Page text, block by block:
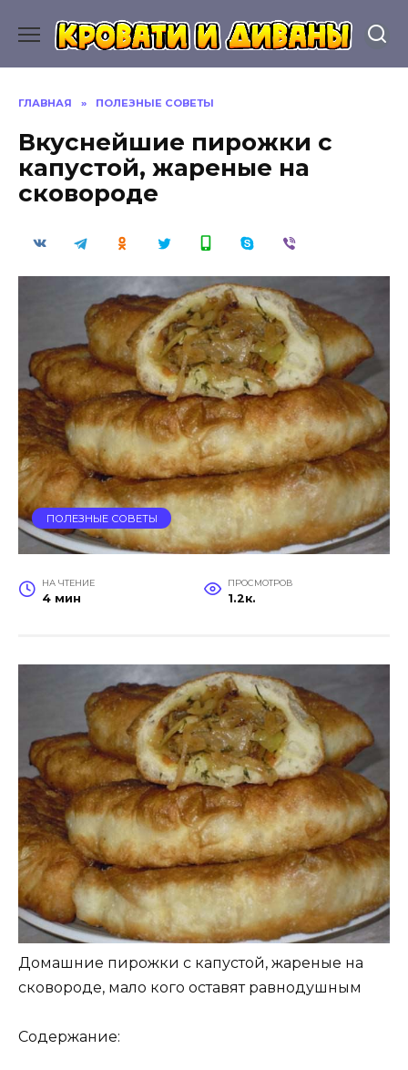
содержанию
ГЛАВНАЯ » ПОЛЕЗНЫЕ СОВЕТЫ
Вкуснейшие пирожки с
капустой, жареные на
сковороде
ПОЛЕЗНЫЕ СОВЕТЫ
НА ЧТЕНИЕ
4 мин
ПРОСМОТРОВ
1.2к.
Домашние пирожки с капустой, жареные на
сковороде, мало кого оставят равнодушным
Содержание: